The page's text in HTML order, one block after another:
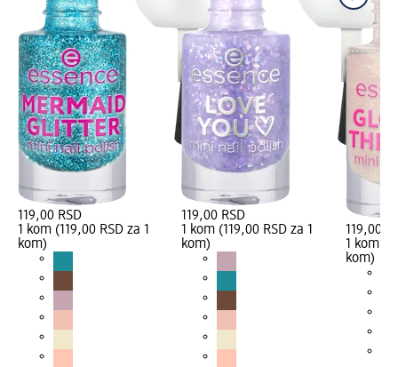
119,00 RSD
1 kom (119,00 RSD za 1
kom)
119,00 RSD
1 kom (119,00 RSD za 1
kom)
119,00
1 kom
kom)